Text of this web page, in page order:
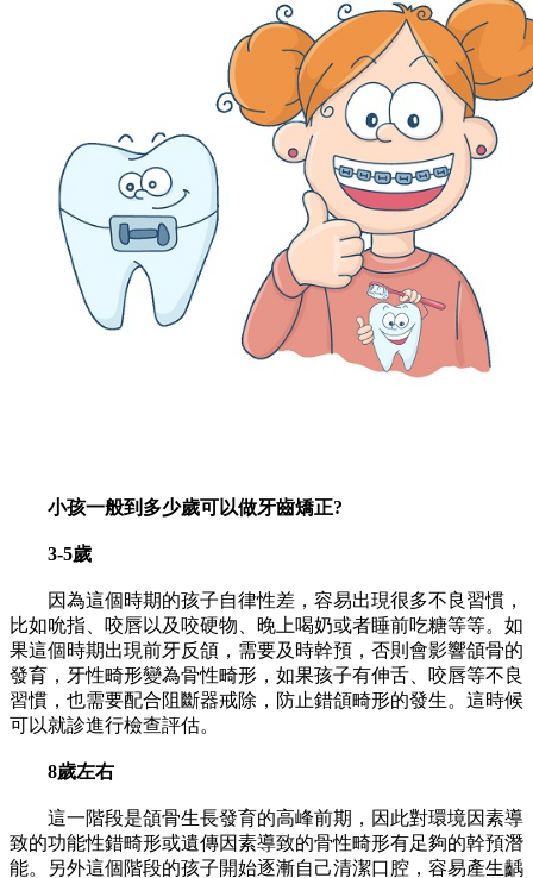
小孩一般到多少歲可以做牙齒矯正?
3-5歲
因為這個時期的孩子自律性差，容易出現很多不良習慣，
比如吮指、咬唇以及咬硬物、晚上喝奶或者睡前吃糖等等。如
果這個時期出現前牙反頜，需要及時幹預，否則會影響頜骨的
發育，牙性畸形變為骨性畸形，如果孩子有伸舌、咬唇等不良
習慣，也需要配合阻斷器戒除，防止錯頜畸形的發生。這時候
可以就診進行檢查評估。
8歲左右
這一階段是頜骨生長發育的高峰前期，因此對環境因素導
致的功能性錯畸形或遺傳因素導致的骨性畸形有足夠的幹預潛
能。另外這個階段的孩子開始逐漸自己清潔口腔，容易產生齲